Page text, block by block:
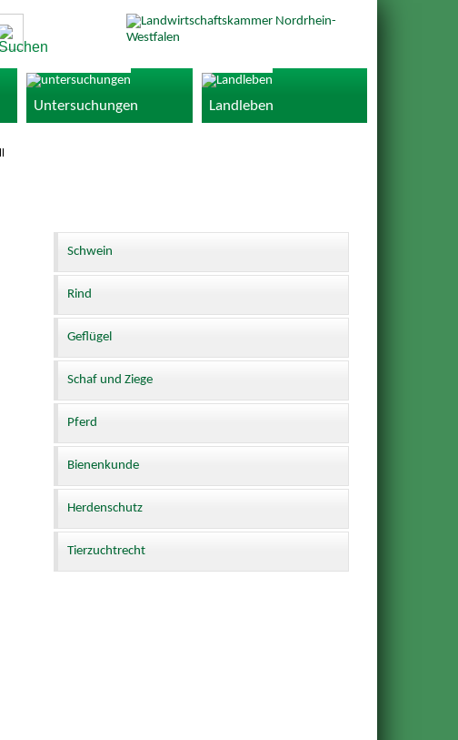
Untersuchungen Landleben
Schwein
Rind
Geflügel
Schaf und Ziege
Pferd
Bienenkunde
Herdenschutz
Tierzuchtrecht